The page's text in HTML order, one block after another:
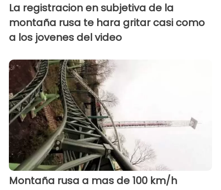
La registracion en subjetiva de la
montaña rusa te hara gritar casi como
a los jovenes del video
Montaña rusa a mas de 100 km/h